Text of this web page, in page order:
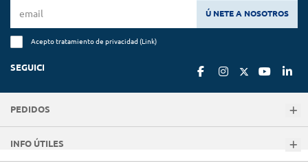
Ú NETE A NOSOTROS
Acepto tratamiento de privacidad (Link)
SEGUICI
PEDIDOS
INFO ÚTILES